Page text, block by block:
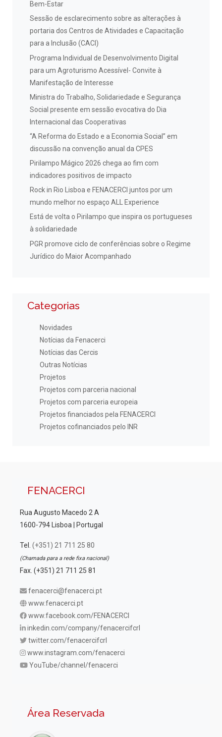
Bem-Estar
Sessão de esclarecimento sobre as alterações à
portaria dos Centros de Atividades e Capacitação
para a Inclusão (CACI)
Programa Individual de Desenvolvimento Digital
para um Agroturismo Acessível- Convite à
Manifestação de Interesse
Ministra do Trabalho, Solidariedade e Segurança
Social presente em sessão evocativa do Dia
Internacional das Cooperativas
“A Reforma do Estado e a Economia Social” em
discussão na convenção anual da CPES
Pirilampo Mágico 2026 chega ao fim com
indicadores positivos de impacto
Rock in Rio Lisboa e FENACERCI juntos por um
mundo melhor no espaço ALL Experience
Está de volta o Pirilampo que inspira os portugueses
à solidariedade
PGR promove ciclo de conferências sobre o Regime
Jurídico do Maior Acompanhado
Categorias
Novidades
Notícias da Fenacerci
Notícias das Cercis
Outras Notícias
Projetos
Projetos com parceria nacional
Projetos com parceria europeia
Projetos financiados pela FENACERCI
Projetos cofinanciados pelo INR
FENACERCI
Rua Augusto Macedo 2 A
1600-794 Lisboa | Portugal
Tel. (+351) 21 711 25 80
(Chamada para a rede fixa nacional)
Fax. (+351) 21 711 25 81
fenacerci@fenacerci.pt
www.fenacerci.pt
www.facebook.com/FENACERCI
inkedin.com/company/fenacercifcrl
twitter.com/fenacercifcrl
www.instagram.com/fenacerci
YouTube/channel/fenacerci
Área Reservada